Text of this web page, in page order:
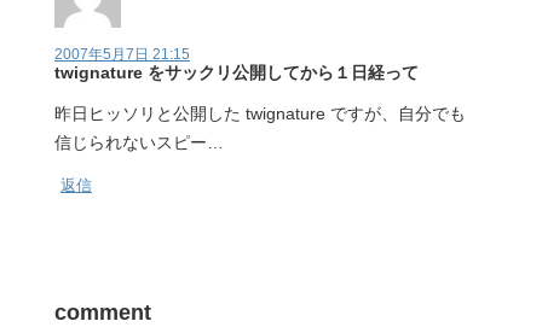
2007年5月7日 21:15
twignature をサックリ公開してから１日経って
昨日ヒッソリと公開した twignature ですが、自分でも
信じられないスピー…
返信
comment